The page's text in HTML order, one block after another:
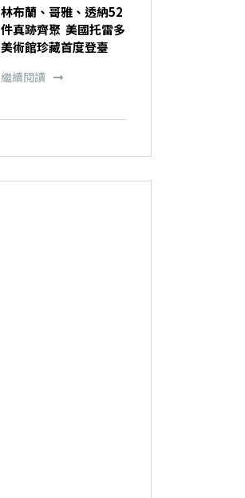
林布蘭、哥雅、透納52
件真跡齊聚 美國托雷多
美術館珍藏首度登臺
繼續閱讀